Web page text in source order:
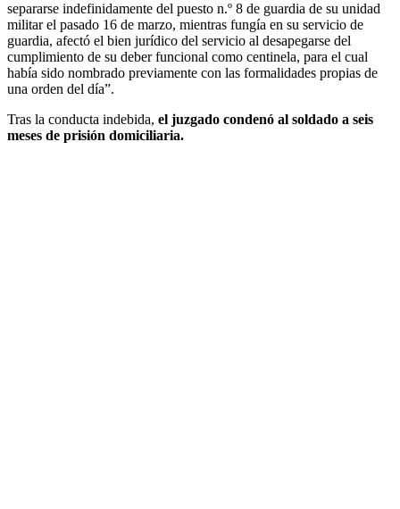
separarse indefinidamente del puesto n.º 8 de guardia de su unidad
militar el pasado 16 de marzo, mientras fungía en su servicio de
guardia, afectó el bien jurídico del servicio al desapegarse del
cumplimiento de su deber funcional como centinela, para el cual
había sido nombrado previamente con las formalidades propias de
una orden del día”.
Tras la conducta indebida, el juzgado condenó al soldado a seis
meses de prisión domiciliaria.